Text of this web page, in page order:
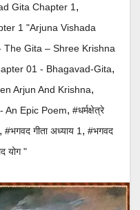
Gita Chapter 1 ,
1 "Arjuna Vishada
The Gita – Shree Krishna
01 - Bhagavad-Gita,
Arjun And Krishna,
An Epic Poem, #धर्मक्षेत्रे
, #भगवद गीता अध्याय 1 , #भगवद
योग "